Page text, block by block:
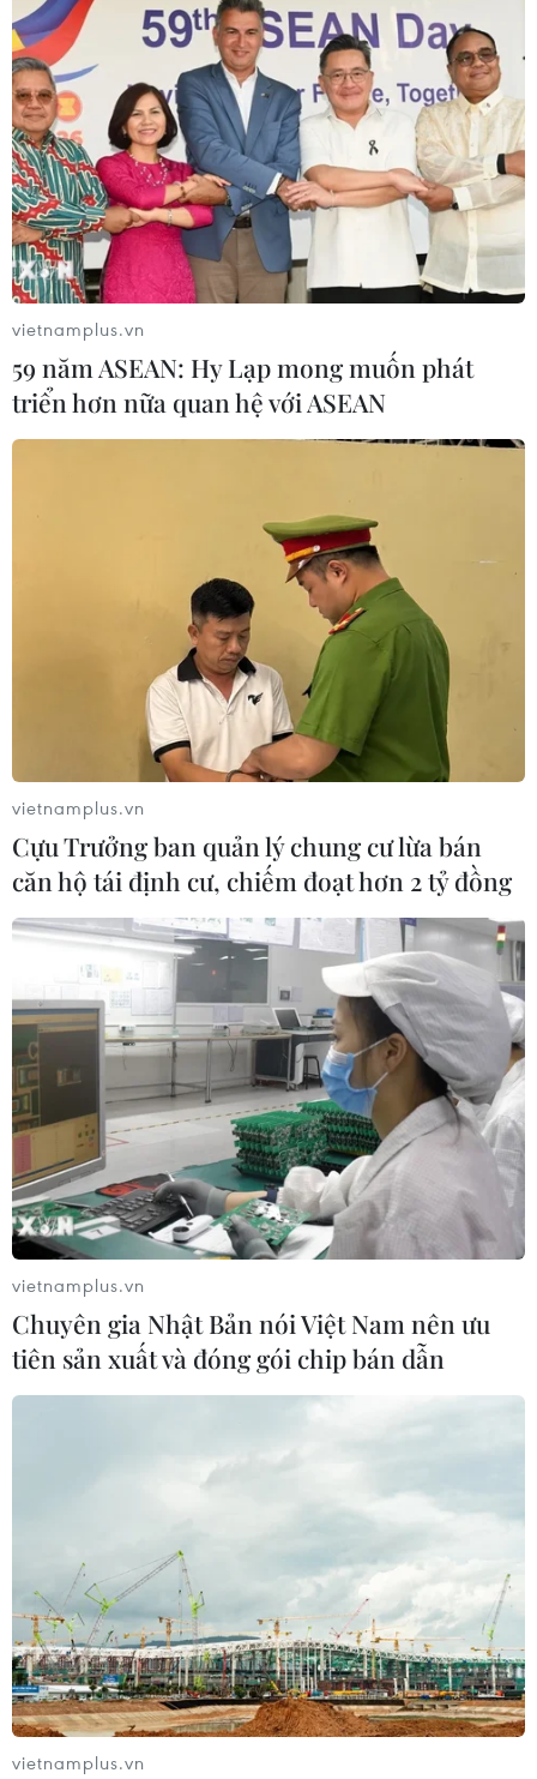
TIN CÙNG CHUYÊN MỤC
vietnamplus.vn
59 năm ASEAN: Hy Lạp mong muốn phát
triển hơn nữa quan hệ với ASEAN
vietnamplus.vn
Cựu Trưởng ban quản lý chung cư lừa bán
căn hộ tái định cư, chiếm đoạt hơn 2 tỷ đồng
vietnamplus.vn
Chuyên gia Nhật Bản nói Việt Nam nên ưu
tiên sản xuất và đóng gói chip bán dẫn
vietnamplus.vn